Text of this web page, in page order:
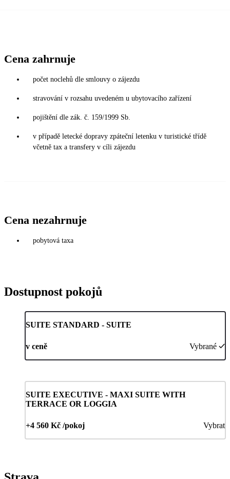
Cena zahrnuje
počet noclehů dle smlouvy o zájezdu
stravování v rozsahu uvedeném u ubytovacího zařízení
pojištění dle zák. č. 159/1999 Sb.
v případě letecké dopravy zpáteční letenku v turistické třídě
včetně tax a transfery v cíli zájezdu
Cena nezahrnuje
pobytová taxa
Dostupnost pokojů
SUITE STANDARD - SUITE
v ceně Vybrané
SUITE EXECUTIVE - MAXI SUITE WITH
TERRACE OR LOGGIA
+4 560 Kč /pokoj Vybrat